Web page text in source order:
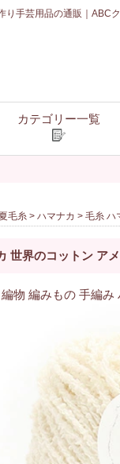
り手芸用品の通販｜ABC
カテゴリー一覧
毛糸 > ハマナカ > 毛糸
世界のコットン
物 編みもの 手編